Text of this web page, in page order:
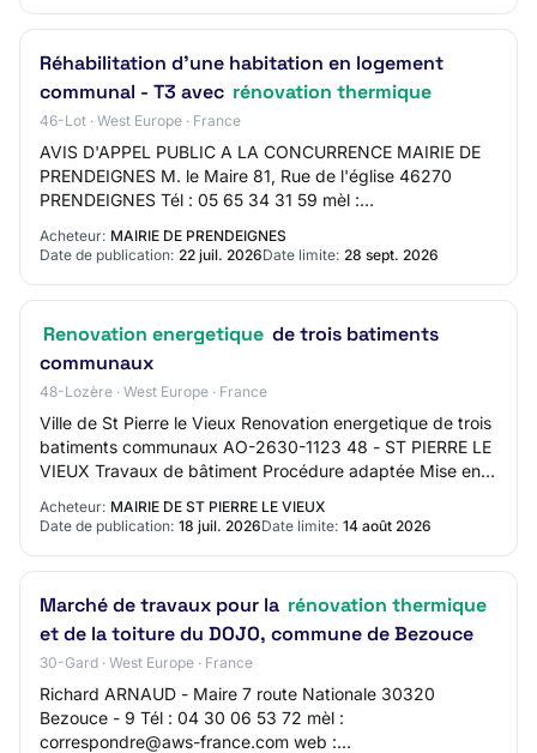
Réhabilitation d'une habitation en logement
communal - T3 avec rénovation thermique
46-Lot · West Europe · France
AVIS D'APPEL PUBLIC A LA CONCURRENCE MAIRIE DE
PRENDEIGNES M. le Maire 81, Rue de l'église 46270
PRENDEIGNES Tél : 05 65 34 31 59 mèl :
Groupement d…
Acheteur: MAIRIE DE PRENDEIGNES
Date de publication: 22 juil. 2026Date limite: 28 sept. 2026
Renovation energetique de trois batiments
communaux
48-Lozère · West Europe · France
Ville de St Pierre le Vieux Renovation energetique de trois
batiments communaux AO-2630-1123 48 - ST PIERRE LE
VIEUX Travaux de bâtiment Procédure adaptée Mise en
Acheteur: MAIRIE DE ST PIERRE LE VIEUX
Date de publication: 18 juil. 2026Date limite: 14 août 2026
Marché de travaux pour la rénovation thermique
et de la toiture du DOJO, commune de Bezouce
30-Gard · West Europe · France
Richard ARNAUD - Maire 7 route Nationale 30320
Bezouce - 9 Tél : 04 30 06 53 72 mèl :
correspondre@aws-france.com web :